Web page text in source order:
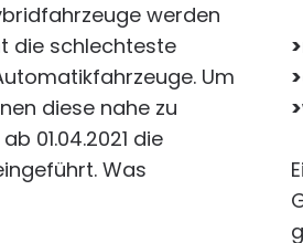
werden
die schlechteste
Um
diese nahe zu
01.04.2021 die
Was